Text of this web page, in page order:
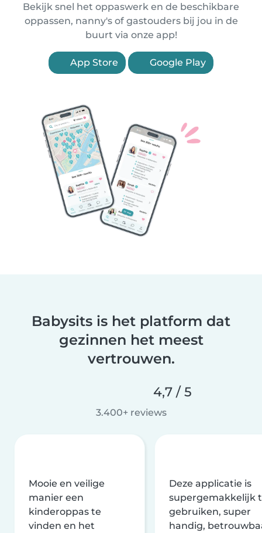
Bekijk snel het oppaswerk en de beschikbare
oppassen, nanny's of gastouders bij jou in de
buurt via onze app!
App Store Google Play
Babysits is het platform dat
gezinnen het meest
vertrouwen.
4,7 / 5
3.400+ reviews
Mooie en veilige
manier een
kinderoppas te
vinden en het
Deze applicatie is
supergemakkelijk
gebruiken, super
handig,